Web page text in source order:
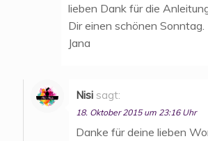
lieben Dank für die
Dir einen schönen Sonntag.
Jana
Nisi sagt:
18. Oktober 2015 um 23:16 Uhr
Danke für deine lieben